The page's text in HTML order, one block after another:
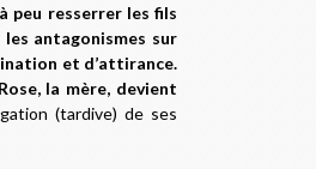
peu resserrer les fils
antagonismes sur
et d’attirance.
la mère, devient
(tardive) de ses